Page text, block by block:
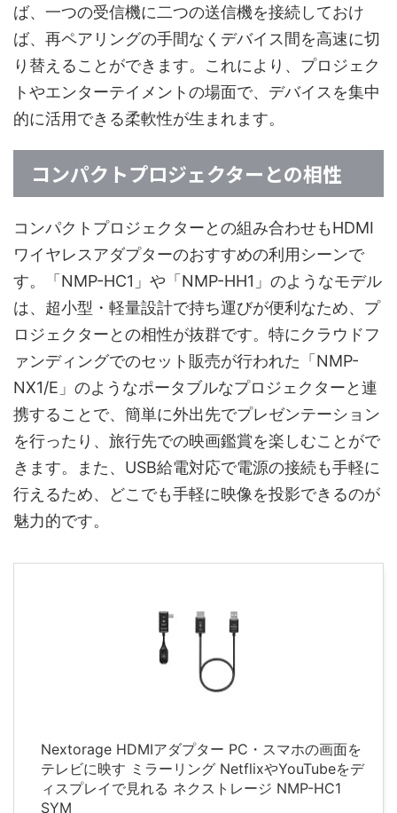
ば、一つの受信機に二つの送信機を接続しておけ
ば、再ペアリングの手間なくデバイス間を高速に切
り替えることができます。これにより、プロジェク
トやエンターテイメントの場面で、デバイスを集中
的に活用できる柔軟性が生まれます。
コンパクトプロジェクターとの相性
コンパクトプロジェクターとの組み合わせもHDMI
ワイヤレスアダプターのおすすめの利用シーンで
す。「NMP-HC1」や「NMP-HH1」のようなモデル
は、超小型・軽量設計で持ち運びが便利なため、プ
ロジェクターとの相性が抜群です。特にクラウドフ
ァンディングでのセット販売が行われた「NMP-
NX1/E」のようなポータブルなプロジェクターと連
携することで、簡単に外出先でプレゼンテーション
を行ったり、旅行先での映画鑑賞を楽しむことがで
きます。また、USB給電対応で電源の接続も手軽に
行えるため、どこでも手軽に映像を投影できるのが
魅力的です。
Nextorage HDMIアダプター PC・スマホの画面を
テレビに映す ミラーリング NetflixやYouTubeをデ
ィスプレイで見れる ネクストレージ NMP-HC1
SYM